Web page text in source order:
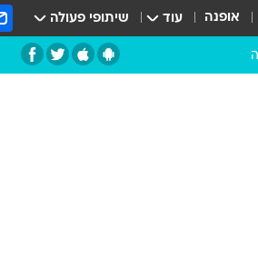
אופנה עוד שיתופי פעולה